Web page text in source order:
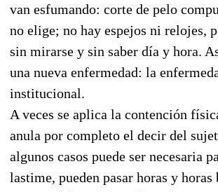
van esfumando: corte de pelo
no elige; no hay espejos ni relojes,
sin mirarse y sin saber día y hora.
una nueva enfermedad: la
institucional.
A veces se aplica la contención
anula por completo el decir del
algunos casos puede ser necesaria
lastime, pueden pasar horas y horas